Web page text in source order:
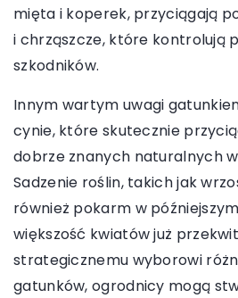
mięta i koperek, przyciągają
i chrząszcze, które kontrolują
szkodników.
Innym wartym uwagi
cynie, które skutecznie
dobrze znanych naturalnych
Sadzenie roślin, takich jak
również pokarm w
większość kwiatów już
strategicznemu wyborowi
gatunków, ogrodnicy mogą